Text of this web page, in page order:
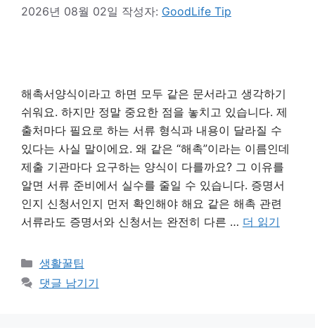
2026년 08월 02일 작성자: GoodLife Tip
해촉서양식이라고 하면 모두 같은 문서라고 생각하기
쉬워요. 하지만 정말 중요한 점을 놓치고 있습니다. 제
출처마다 필요로 하는 서류 형식과 내용이 달라질 수
있다는 사실 말이에요. 왜 같은 “해촉”이라는 이름인데
제출 기관마다 요구하는 양식이 다를까요? 그 이유를
알면 서류 준비에서 실수를 줄일 수 있습니다. 증명서
인지 신청서인지 먼저 확인해야 해요 같은 해촉 관련
서류라도 증명서와 신청서는 완전히 다른 … 더 읽기
카
테
생활꿀팁
댓글 남기기